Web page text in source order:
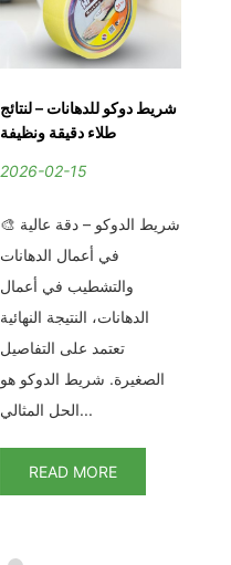
شريط دوكو للدهانات – لنتائج
طلاء دقيقة ونظيفة
2026-02-15
🎨 شريط الدوكو – دقة عالية
في أعمال الدهانات
والتشطيب في أعمال
الدهانات، النتيجة النهائية
تعتمد على التفاصيل
الصغيرة. شريط الدوكو هو
الحل المثالي...
READ MORE